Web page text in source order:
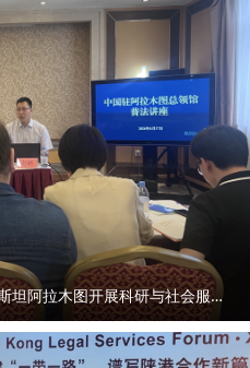
国际法学院张光耀博士在哈萨克斯坦阿拉木图开展科研与社会服务活动